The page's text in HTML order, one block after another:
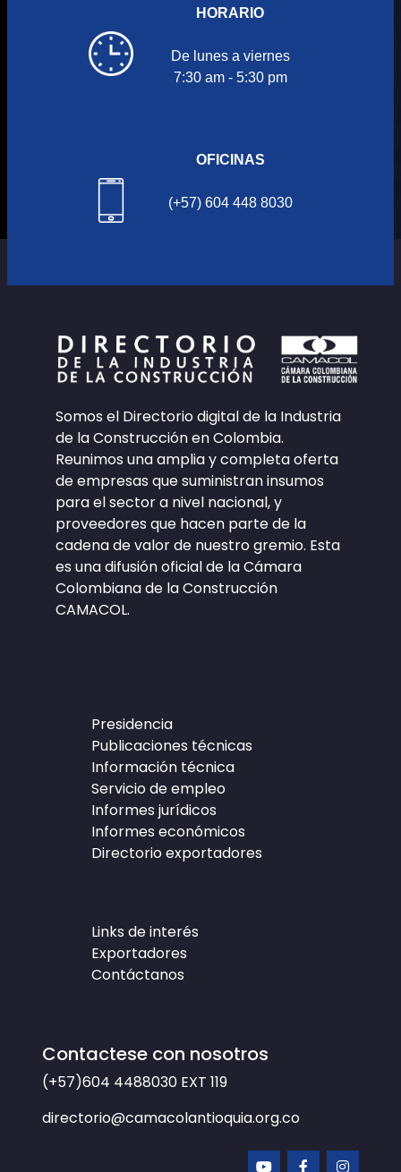
HORARIO
De lunes a viernes
7:30 am - 5:30 pm
OFICINAS
(+57) 604 448 8030
Somos el Directorio digital de la Industria
de la Construcción en Colombia.
Reunimos una amplia y completa oferta
de empresas que suministran insumos
para el sector a nivel nacional, y
proveedores que hacen parte de la
cadena de valor de nuestro gremio. Esta
es una difusión oficial de la Cámara
Colombiana de la Construcción
CAMACOL.
Presidencia
Publicaciones técnicas
Información técnica
Servicio de empleo
Informes jurídicos
Informes económicos
Directorio exportadores
Links de interés
Exportadores
Contáctanos
Contactese con nosotros
(+57)604 4488030 EXT 119
directorio@camacolantioquia.org.co